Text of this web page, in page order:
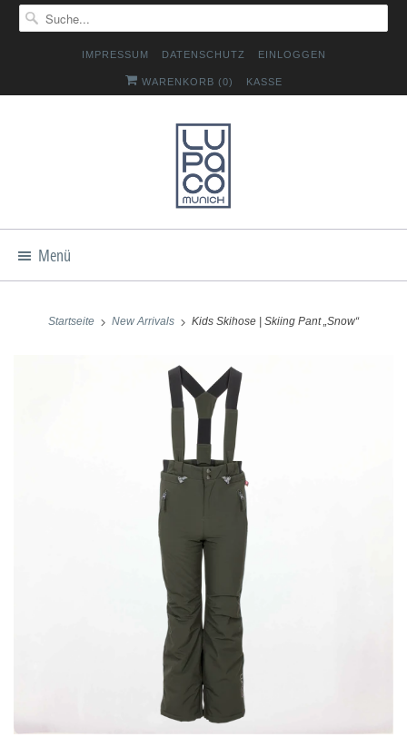
IMPRESSUM DATENSCHUTZ EINLOGGEN
WARENKORB (0) KASSE
Menü
Startseite New Arrivals Kids Skihose | Skiing Pant „Snow“